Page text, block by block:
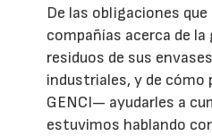
De las obligaciones
compañías acerca de
residuos de sus
industriales, y de cómo
GENCI— ayudarles a
estuvimos hablando